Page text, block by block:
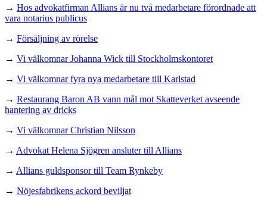
→ Hos advokatfirman Allians är nu två medarbetare förordnade att
vara notarius publicus
→ Försäljning av rörelse
→ Vi välkomnar Johanna Wick till Stockholmskontoret
→ Vi välkomnar fyra nya medarbetare till Karlstad
→ Restaurang Baron AB vann mål mot Skatteverket avseende
hantering av dricks
→ Vi välkomnar Christian Nilsson
→ Advokat Helena Sjögren ansluter till Allians
→ Allians guldsponsor till Team Rynkeby
→ Nöjesfabrikens ackord beviljat